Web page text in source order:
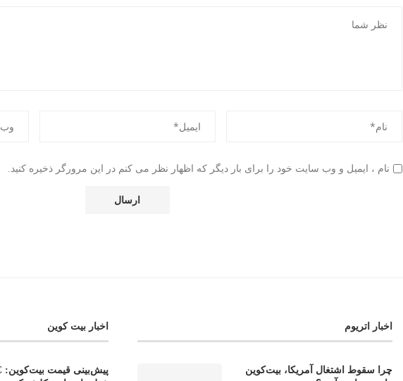
نام ، ایمیل و وب سایت خود را برای بار دیگر که اظهار نظر می کنم در این مرورگر ذخیره کنید.
اخبار اتریوم
چرا سقوط اشتغال آمریکا، بیت‌کوین
اخبار بیت کوین